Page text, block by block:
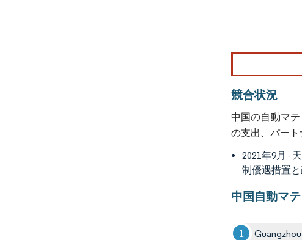
画像 © Mordor
競合状況
中国の自動マ
の支出、パー
2021年9月 -
制優遇措置
中国自動マ